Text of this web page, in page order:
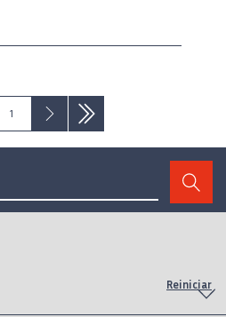
Página
1
Siguiente
›
Última
Último
»
Reiniciar